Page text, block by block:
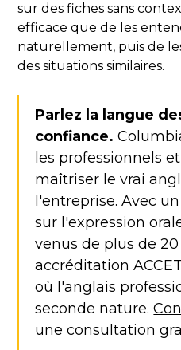
sur des fiches sans
efficace que de les
naturellement, puis de
des situations similaires.
Parlez la langue
confiance.
les professionnels
maîtriser le vrai
l'entreprise. Avec
sur l'expression
venus de plus de
accréditation
où l'anglais
seconde nature.
une consultation